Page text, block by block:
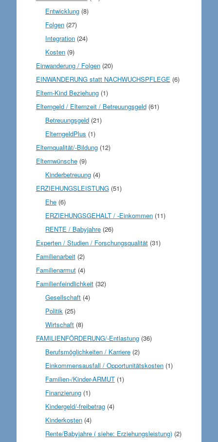
Entwicklung (8)
Folgen (27)
Integration (24)
Kosten (9)
Einwanderung / Folgen(20)
EINWANDERUNG statt NACHWUCHSPFLEGE (6)
Eltern-Kind Beziehung(1)
Elterngeld / Elternzeit / Betreuungsgeld(61)
Betreuungsgeld (21)
ElterngeldPlus (1)
Elternqualität/-Bildung(12)
Elternwünsche(9)
Kinderbetreuung (4)
ERZIEHUNGSLEISTUNG(51)
Ehe (6)
ERZIEHUNGSGEHALT / -Einkommen (11)
RENTE / Babyjahre (26)
Experten / Studien / Forschungsqualität(31)
Familienarbeit(2)
Familienarmut(4)
Familienfeindlichkeit(32)
Gesellschaft (4)
Politik (25)
Wirtschaft (8)
FAMILIENFÖRDERUNG/-Entlastung(36)
Berufsmöglichkeiten / Karriere (2)
Einkommensausfall / Opportunitätskosten (1)
Familien-/Kinder-ARMUT (1)
Finanzierung (1)
Kindergeld/-freibetrag (4)
Kinderkosten (4)
Rente/Babyjahre ( siehe: Erziehungsleistung) (2)